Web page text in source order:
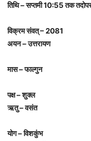
तिथि – सप्तमी 10:55 तक
विक्रम संवत् – 2081
अयन – उत्तरायण
मास – फाल्गुन
पक्ष – शुक्ल
ऋतु – वसंत
योग – विशकुंभ